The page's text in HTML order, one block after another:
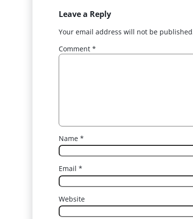
Leave a Reply
Your email address will not be
Comment *
Name *
Email *
Website